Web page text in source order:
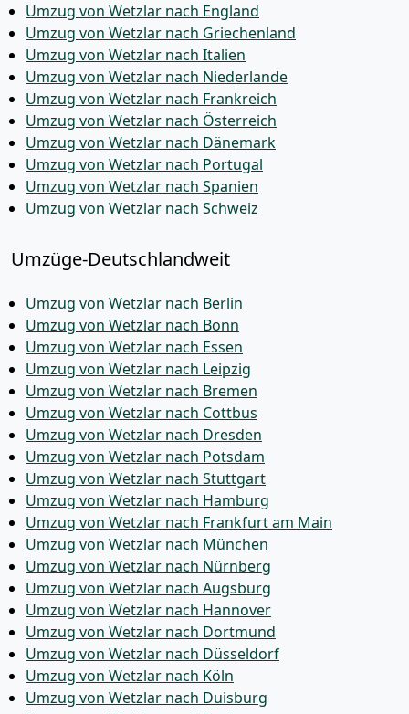
Umzug von Wetzlar nach England
Umzug von Wetzlar nach Griechenland
Umzug von Wetzlar nach Italien
Umzug von Wetzlar nach Niederlande
Umzug von Wetzlar nach Frankreich
Umzug von Wetzlar nach Österreich
Umzug von Wetzlar nach Dänemark
Umzug von Wetzlar nach Portugal
Umzug von Wetzlar nach Spanien
Umzug von Wetzlar nach Schweiz
Umzüge-Deutschlandweit
Umzug von Wetzlar nach Berlin
Umzug von Wetzlar nach Bonn
Umzug von Wetzlar nach Essen
Umzug von Wetzlar nach Leipzig
Umzug von Wetzlar nach Bremen
Umzug von Wetzlar nach Cottbus
Umzug von Wetzlar nach Dresden
Umzug von Wetzlar nach Potsdam
Umzug von Wetzlar nach Stuttgart
Umzug von Wetzlar nach Hamburg
Umzug von Wetzlar nach Frankfurt am Main
Umzug von Wetzlar nach München
Umzug von Wetzlar nach Nürnberg
Umzug von Wetzlar nach Augsburg
Umzug von Wetzlar nach Hannover
Umzug von Wetzlar nach Dortmund
Umzug von Wetzlar nach Düsseldorf
Umzug von Wetzlar nach Köln
Umzug von Wetzlar nach Duisburg